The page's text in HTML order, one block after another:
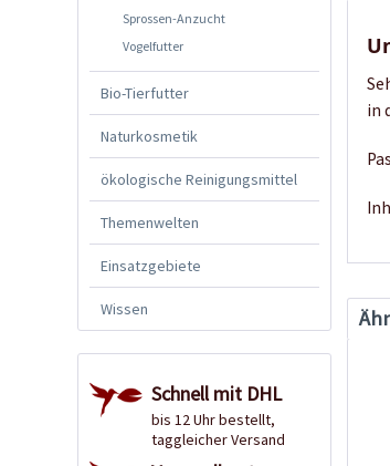
Sprossen-Anzucht
Vogelfutter
Bio-Tierfutter
Naturkosmetik
ökologische Reinigungsmittel
Themenwelten
Einsatzgebiete
Wissen
Schnell mit DHL
bis 12 Uhr bestellt,
taggleicher Versand
in